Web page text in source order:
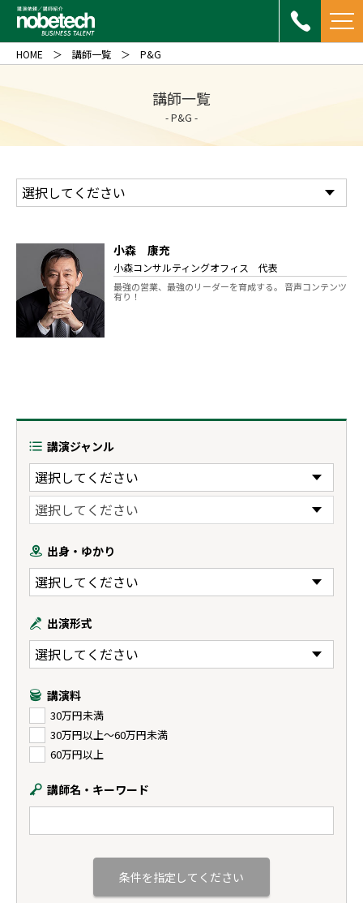
講師一覧
- P&G -
HOME 講師一覧 P&G
小森 康充
小森コンサルティングオフィス 代表
最強の営業、最強のリーダーを育成する。 音声コンテンツ
有り！
講演ジャンル
出身・ゆかり
出演形式
講演料
30万円未満
30万円以上〜60万円未満
60万円以上
講師名・キーワード